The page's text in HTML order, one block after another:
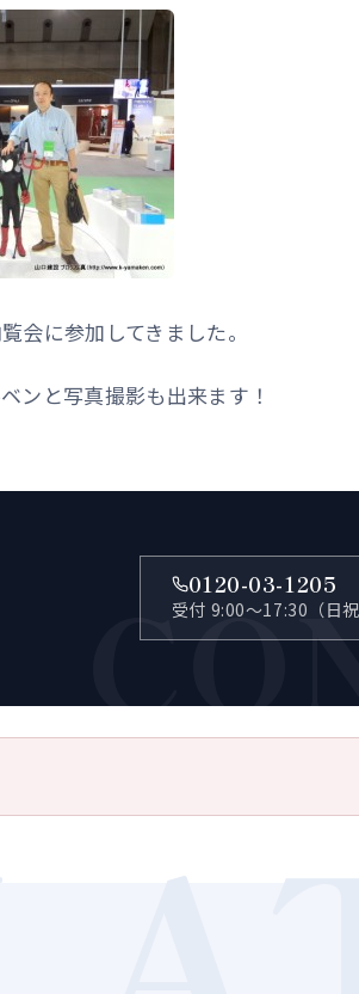
会に参加してきました。
ンと写真撮影も出来ます！
0120-03-1205
受付 9:00〜17:30（日